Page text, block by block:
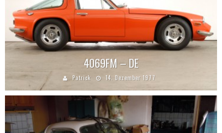
4069FM – DE
Patrick 14. Dezember 1977